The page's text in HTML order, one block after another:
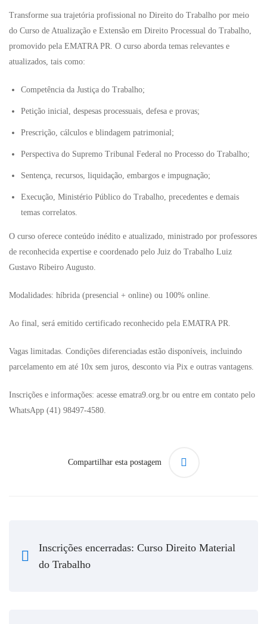
Transforme sua trajetória profissional no Direito do Trabalho por meio
do Curso de Atualização e Extensão em Direito Processual do Trabalho,
promovido pela EMATRA PR. O curso aborda temas relevantes e
atualizados, tais como:
Competência da Justiça do Trabalho;
Petição inicial, despesas processuais, defesa e provas;
Prescrição, cálculos e blindagem patrimonial;
Perspectiva do Supremo Tribunal Federal no Processo do Trabalho;
Sentença, recursos, liquidação, embargos e impugnação;
Execução, Ministério Público do Trabalho, precedentes e demais
temas correlatos.
O curso oferece conteúdo inédito e atualizado, ministrado por professores
de reconhecida expertise e coordenado pelo Juiz do Trabalho Luiz
Gustavo Ribeiro Augusto.
Modalidades: híbrida (presencial + online) ou 100% online.
Ao final, será emitido certificado reconhecido pela EMATRA PR.
Vagas limitadas. Condições diferenciadas estão disponíveis, incluindo
parcelamento em até 10x sem juros, desconto via Pix e outras vantagens.
Inscrições e informações: acesse ematra9.org.br ou entre em contato pelo
WhatsApp (41) 98497-4580.
Compartilhar esta postagem
Inscrições encerradas: Curso Direito Material
do Trabalho